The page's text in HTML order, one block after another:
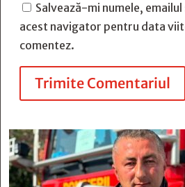
Salvează-mi numele,
acest navigator pentru data
comentez.
Trimite Comentariul